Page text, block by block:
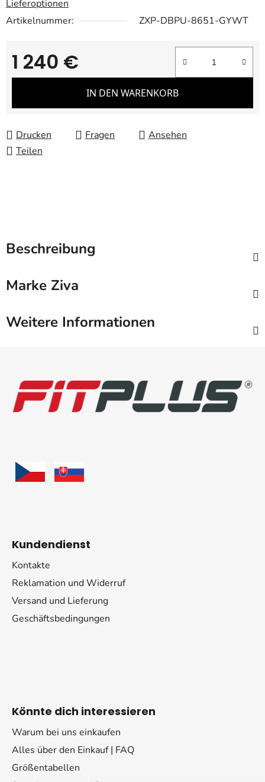
Lieferoptionen
Artikelnummer:
ZXP-DBPU-8651-GYWT
1 240 €
Verkaufspreis:
IN DEN WARENKORB
Drucken Fragen
Ansehen
Teilen
Beschreibung
Marke Ziva
Weitere Informationen
Kundendienst
Kontakte
Reklamation und Widerruf
Versand und Lieferung
Geschäftsbedingungen
Könnte dich interessieren
Warum bei uns einkaufen
Alles über den Einkauf | FAQ
Größentabellen